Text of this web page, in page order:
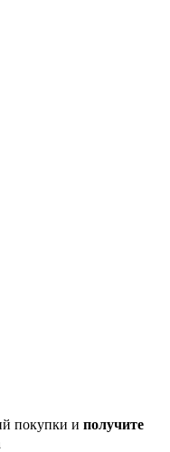
покупки и получите